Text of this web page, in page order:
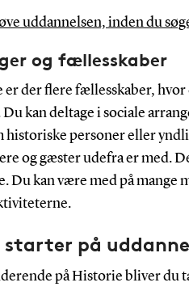
uddannelsen, inden du
og fællesskaber
er der flere fællesskaber,
kan deltage i sociale
historiske personer eller
og gæster udefra er med.
Du kan være med på mange
starter på
på Historie bliver